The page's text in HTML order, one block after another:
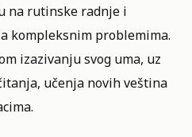
na rutinske radnje i
kompleksnim problemima.
izazivanju svog uma, uz
učenja novih veština